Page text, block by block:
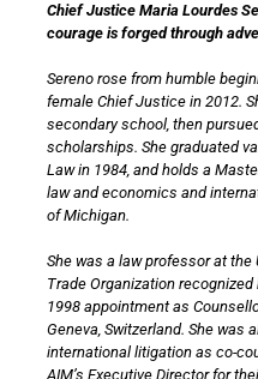
Chief Justice Maria Lourdes
courage is forged through
Sereno rose from humble
female Chief Justice in 2012.
secondary school, then
scholarships. She graduated
Law in 1984, and holds a
law and economics and
of Michigan.
She was a law professor at the
Trade Organization
1998 appointment as
Geneva, Switzerland. She was
international litigation as co-
AIM’s Executive Director for